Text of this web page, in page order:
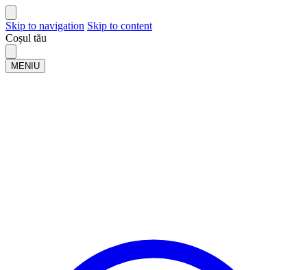
Skip to navigation Skip to content
Coșul tău
MENIU